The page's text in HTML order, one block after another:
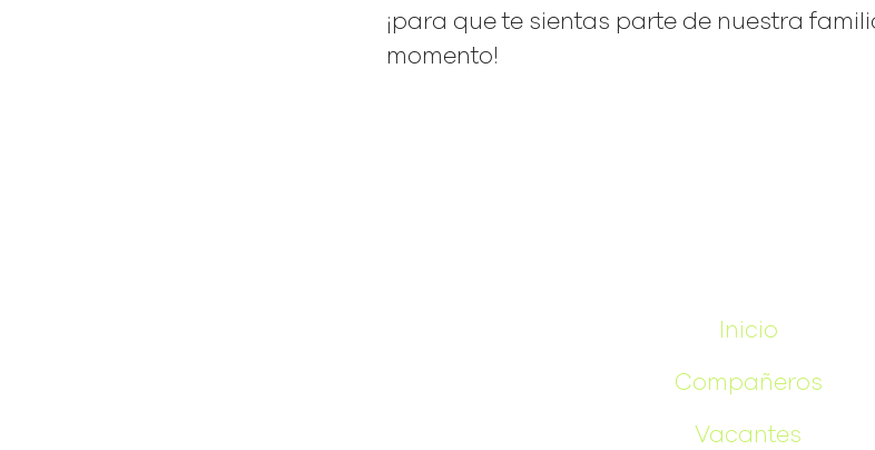
¡para que te sientas parte de nuestra
momento!
Inicio
Compañeros
Vacantes